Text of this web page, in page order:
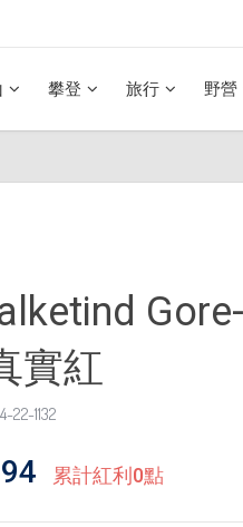
攀登 旅行 野營
實紅
22-1132
累計紅利0點